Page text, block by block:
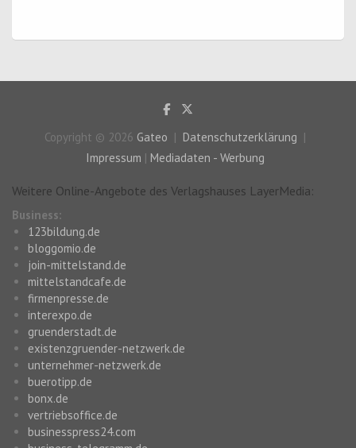
Copyright © 2026 Gateo
Datenschutzerklärung
Impressum | Mediadaten - Werbung
Weitere Online-Angebote des Verlagshauses LayerMedia:
Business:
123bildung.de
bloggomio.de
join-mittelstand.de
mittelstandcafe.de
firmenpresse.de
interexpo.de
gruenderstadt.de
existenzgruender-netzwerk.de
unternehmer-netzwerk.de
buerotipp.de
bonx.de
vertriebsoffice.de
businesspress24.com